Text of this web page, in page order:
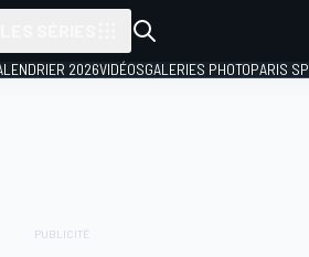
2026VIDÉOSGALERIES PHOTOPARIS